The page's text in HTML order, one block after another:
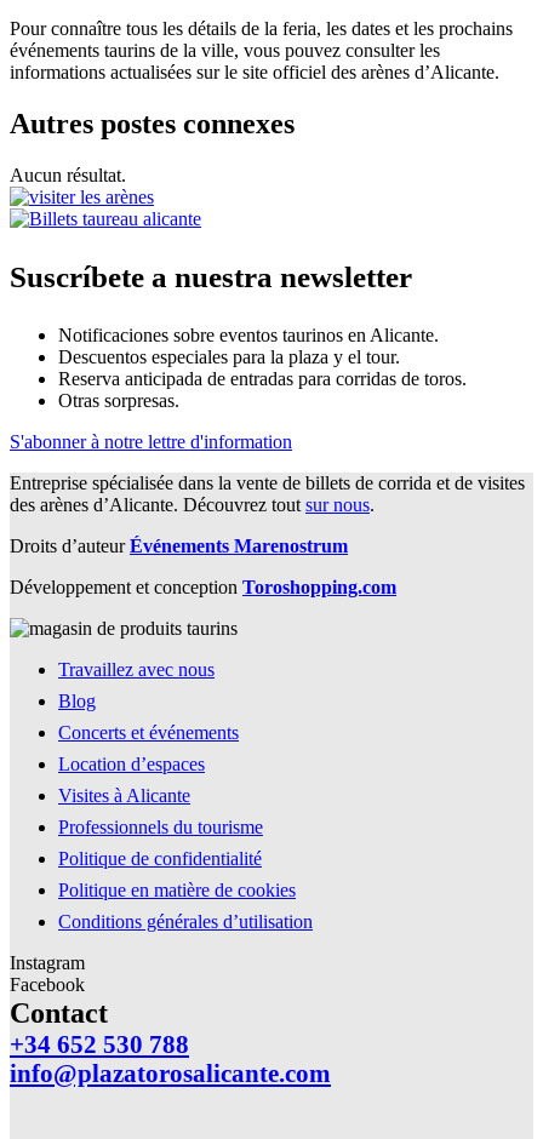
Pour connaître tous les détails de la feria, les dates et les prochains
événements taurins de la ville, vous pouvez consulter les
informations actualisées sur le site officiel des arènes d’Alicante.
Autres postes connexes
Aucun résultat.
Suscríbete a nuestra newsletter
Notificaciones sobre eventos taurinos en Alicante.
Descuentos especiales para la plaza y el tour.
Reserva anticipada de entradas para corridas de toros.
Otras sorpresas.
S'abonner à notre lettre d'information
Entreprise spécialisée dans la vente de billets de corrida et de visites
des arènes d’Alicante. Découvrez tout sur nous.
Droits d’auteurÉvénements Marenostrum
Développement et conception Toroshopping.com
Travaillez avec nous
Blog
Concerts et événements
Location d’espaces
Visites à Alicante
Professionnels du tourisme
Politique de confidentialité
Politique en matière de cookies
Conditions générales d’utilisation
Instagram
Facebook
Contact
+34 652 530 788
info@plazatorosalicante.com